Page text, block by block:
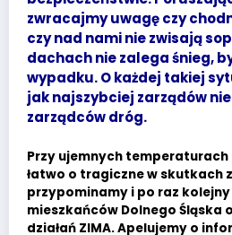
zwracajmy uwagę czy
czy nad nami nie zwisają
dachach nie zalega śnieg,
wypadku. O każdej takiej
jak najszybciej zarządów
zarządców dróg.
Przy ujemnych
łatwo o tragiczne w skutkach
przypominamy i po raz
mieszkańców Dolnego Śląska
działań ZIMA. Apelujemy o